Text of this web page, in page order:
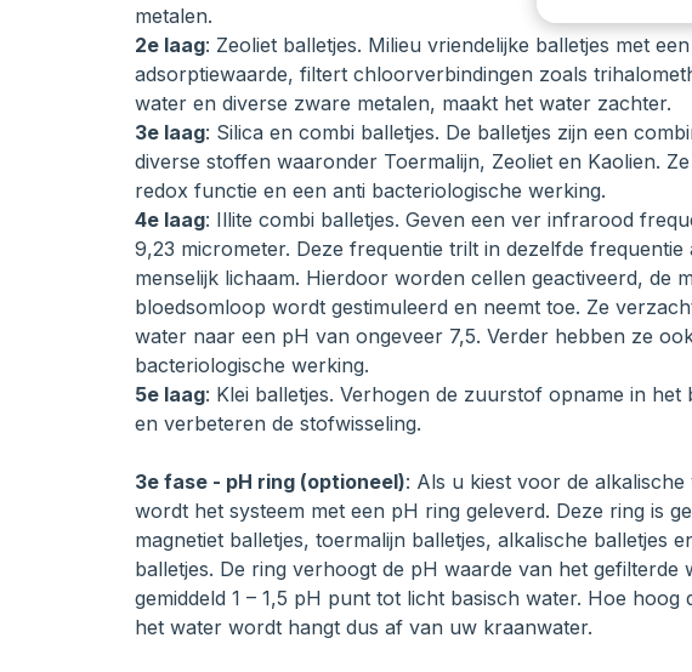
metalen.
2e laag: Zeoliet balletjes. Milieu vriendelijke balletjes met
adsorptiewaarde, filtert chloorverbindingen zoals
water en diverse zware metalen, maakt het water zachter.
3e laag: Silica en combi balletjes. De balletjes zijn een
diverse stoffen waaronder Toermalijn, Zeoliet en Kaolien.
redox functie en een anti bacteriologische werking.
4e laag: Illite combi balletjes. Geven een ver infrarood
9,23 micrometer. Deze frequentie trilt in dezelfde frequentie
menselijk lichaam. Hierdoor worden cellen geactiveerd, de
bloedsomloop wordt gestimuleerd en neemt toe. Ze
water naar een pH van ongeveer 7,5. Verder hebben ze
bacteriologische werking.
5e laag: Klei balletjes. Verhogen de zuurstof opname in het
en verbeteren de stofwisseling.
3e fase - pH ring (optioneel): Als u kiest voor de alkalische
wordt het systeem met een pH ring geleverd. Deze ring is
magnetiet balletjes, toermalijn balletjes, alkalische balletjes
balletjes. De ring verhoogt de pH waarde van het gefilterde
gemiddeld 1 – 1,5 pH punt tot licht basisch water. Hoe hoog
het water wordt hangt dus af van uw kraanwater.